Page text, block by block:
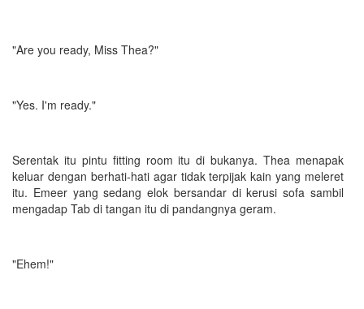
"Are you ready, Miss Thea?"
"Yes. I'm ready."
Serentak itu pintu fitting room itu di bukanya. Thea menapak
keluar dengan berhati-hati agar tidak terpijak kain yang meleret
itu. Emeer yang sedang elok bersandar di kerusi sofa sambil
mengadap Tab di tangan itu di pandangnya geram.
"Ehem!"